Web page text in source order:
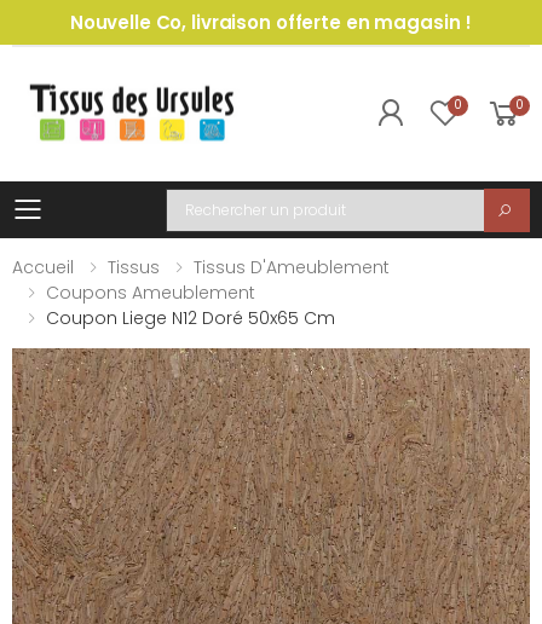
Nouvelle Co, livraison offerte en magasin !
0 0
Toggle mobile menu
Recherche
Accueil
Tissus
Tissus D'Ameublement
Coupons Ameublement
Coupon Liege N12 Doré 50x65 Cm